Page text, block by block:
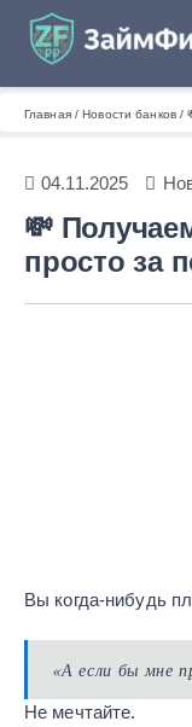
Главная/Новости банков/
04.11.2025
💸
просто за
Вы когда-нибудь
«А если бы мне
Не мечтайте.